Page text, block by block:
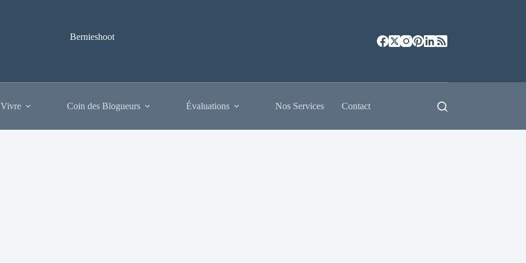
Bernieshoot
Coin des Blogueurs Évaluations Nos Services Contact